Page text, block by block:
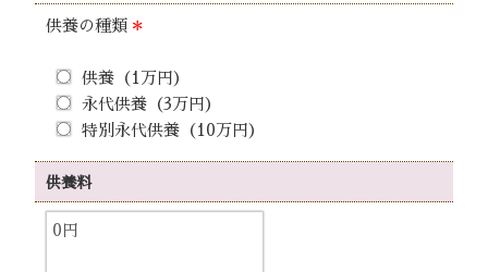
供養の種類 ＊
供養（1万円）
永代供養（3万円）
特別永代供養（10万円）
供養料